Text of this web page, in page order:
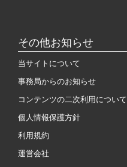
その他お知らせ
当サイトについて
事務局からのお知らせ
コンテンツの二次利用について
個人情報保護方針
利用規約
運営会社